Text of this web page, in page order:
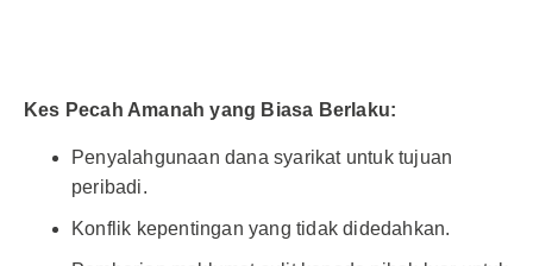
Kes Pecah Amanah yang Biasa Berlaku:
Penyalahgunaan dana syarikat untuk tujuan
peribadi.
Konflik kepentingan yang tidak didedahkan.